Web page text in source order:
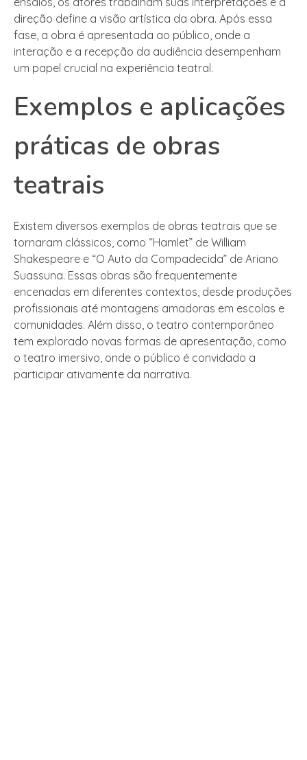
direção define a visão artística da obra. Após essa
fase, a obra é apresentada ao público, onde a
interação e a recepção da audiência desempenham
um papel crucial na experiência teatral.
Exemplos e aplicações
práticas de obras
teatrais
Existem diversos exemplos de obras teatrais que se
tornaram clássicos, como “Hamlet” de William
Shakespeare e “O Auto da Compadecida” de Ariano
Suassuna. Essas obras são frequentemente
encenadas em diferentes contextos, desde produções
profissionais até montagens amadoras em escolas e
comunidades. Além disso, o teatro contemporâneo
tem explorado novas formas de apresentação, como
o teatro imersivo, onde o público é convidado a
participar ativamente da narrativa.